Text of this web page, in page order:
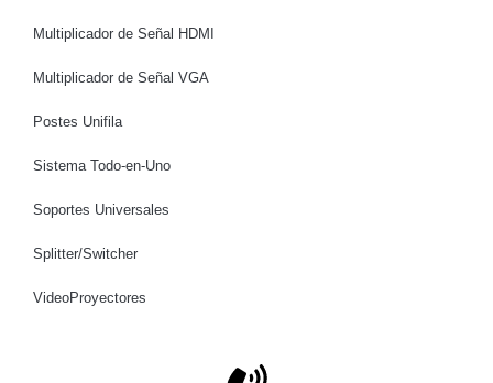
Multiplicador de Señal HDMI
Multiplicador de Señal VGA
Postes Unifila
Sistema Todo-en-Uno
Soportes Universales
Splitter/Switcher
VideoProyectores